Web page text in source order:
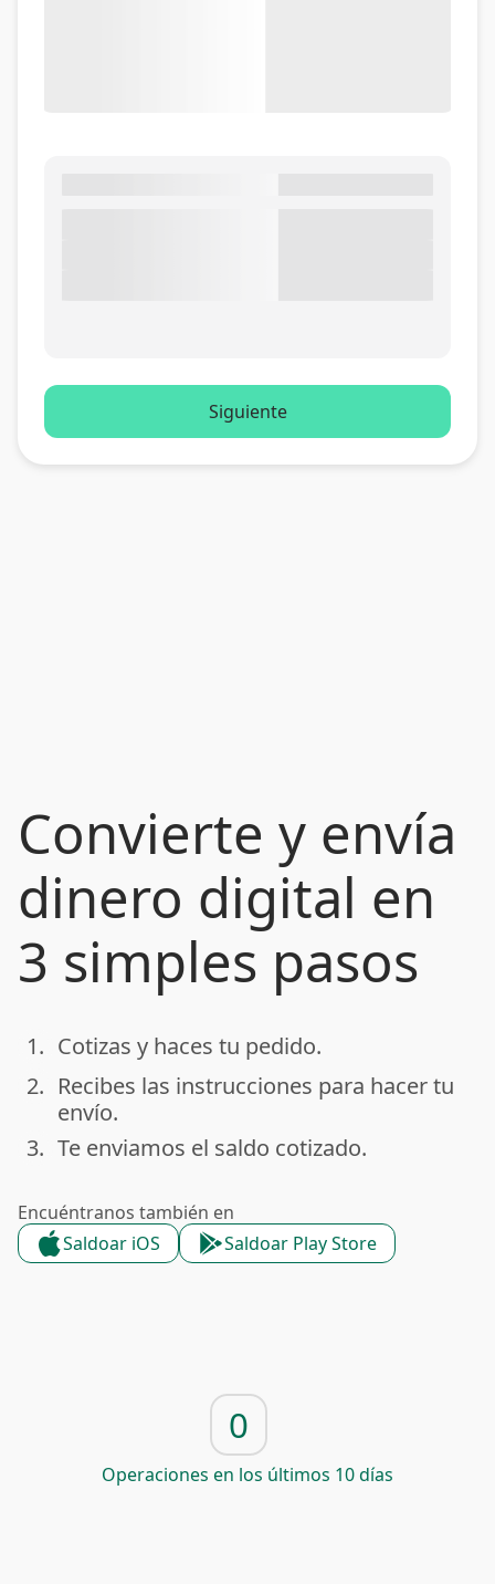
Convierte y envía
dinero digital en
3 simples pasos
done
1. Cotizas y haces tu pedido.
done
2. Recibes las instrucciones para hacer tu
envío.
done
3. Te enviamos el saldo cotizado.
Encuéntranos también en
Saldoar iOS
Saldoar Play Store
Siguiente
0
Operaciones en los últimos 10 días